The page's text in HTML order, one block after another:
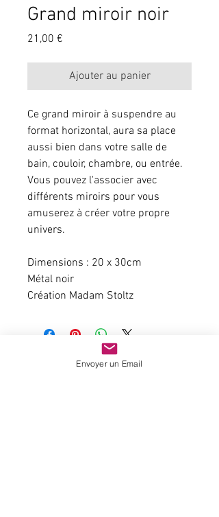
Grand miroir noir
21,00 €
Ajouter au panier
Ce grand miroir à suspendre au
format horizontal, aura sa place
aussi bien dans votre salle de
bain, couloir, chambre, ou entrée.
Vous pouvez l'associer avec
différents miroirs pour vous
amuserez à créer votre propre
univers.
Dimensions : 20 x 30cm
Métal noir
Création Madam Stoltz
Envoyer un Email